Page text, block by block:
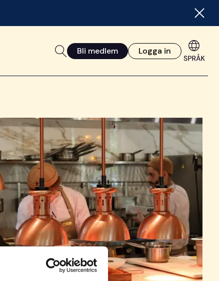
Bli medlem Logga in